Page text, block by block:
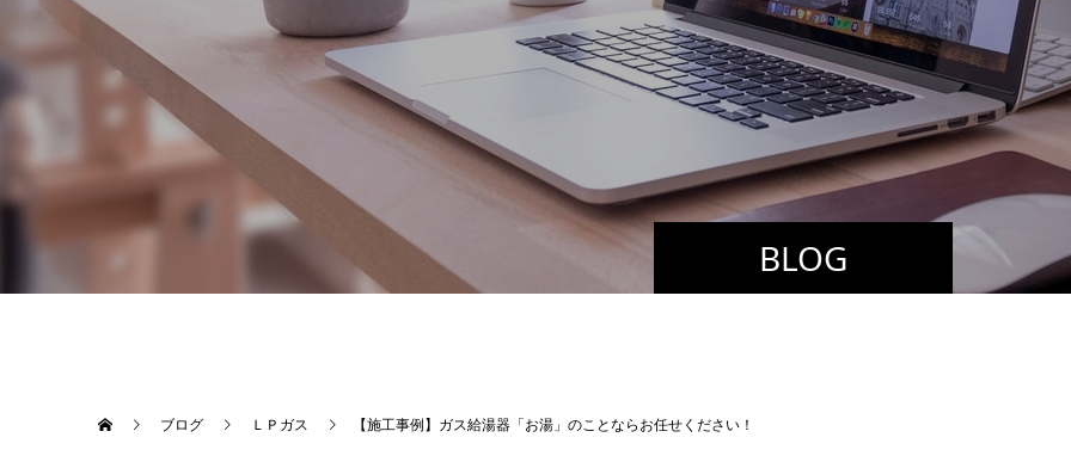
BLOG
ブログ ＬＰガス 【施工事例】ガス給湯器「お湯」のことならお任せください！